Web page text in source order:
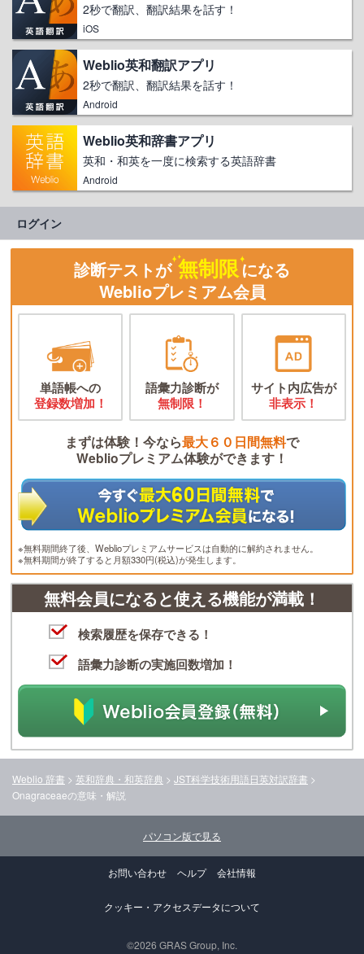
2秒で翻訳、翻訳結果を話す！
iOS
Weblio英和翻訳アプリ
2秒で翻訳、翻訳結果を話す！
Android
Weblio英和辞書アプリ
英和・和英を一度に検索する英語辞書
Android
ログイン
診断テストが 無制限になる
Weblioプレミアム会員
単語帳への
登録数増加！
語彙力診断が
無制限！
サイト内広告が
非表示！
まずは体験！今なら最大６０日間無料で
Weblioプレミアム体験ができます！
※無料期間終了後、Weblioプレミアムサービスは自動的に解約されません。
※無料期間が終了すると月額330円(税込)が発生します。
無料会員になると使える機能が満載！
検索履歴を保存できる！
語彙力診断の実施回数増加！
Weblio 辞書 > 英和辞典・和英辞典 > JST科学技術用語日英対訳辞書 >
Onagraceaeの意味・解説
パソコン版で見る
お問い合わせ ヘルプ 会社情報
クッキー・アクセスデータについて
©2026 GRAS Group, Inc.